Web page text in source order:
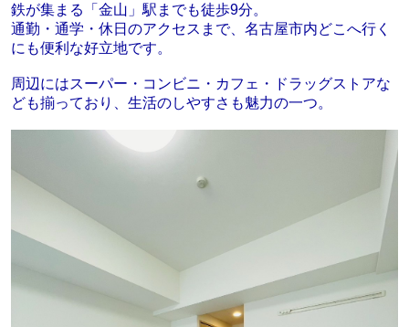
鉄が集まる「金山」駅までも徒歩9分。
通勤・通学・休日のアクセスまで、名古屋市内どこへ行く
にも便利な好立地です。
周辺にはスーパー・コンビニ・カフェ・ドラッグストアな
ども揃っており、生活のしやすさも魅力の一つ。